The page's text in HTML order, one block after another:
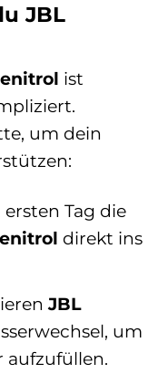
JBL
ist
um dein
Tag die
direkt ins
JBL
um
aufzufüllen.